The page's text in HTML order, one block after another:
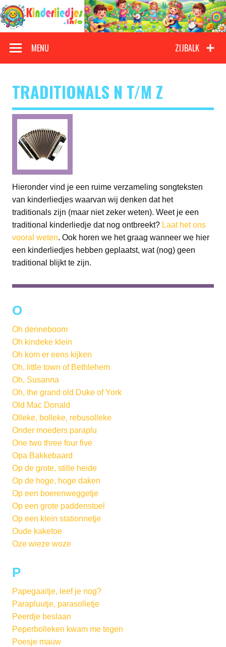
Doorgaan
naar
inhoud
Kinderliedjes
ZIJBALK
MENU
TRADITIONALS N T/M Z
Hieronder vind je een ruime verzameling songteksten
van kinderliedjes waarvan wij denken dat het
traditionals zijn (maar niet zeker weten). Weet je een
traditional kinderliedje dat nog ontbreekt? Laat het ons
vooral weten. Ook horen we het graag wanneer we hier
een kinderliedjes hebben geplaatst, wat (nog) geen
traditional blijkt te zijn.
O
Oh denneboom
Oh kindeke klein
Oh kom er eens kijken
Oh, little town of Bethlehem
Oh, Susanna
Oh, the grand old Duke of York
Old Mac Donald
Olleke, bolleke, rebusolleke
Onder moeders paraplu
One two three four five
Opa Bakkebaard
Op de grote, stille heide
Op de hoge, hoge daken
Op een boerenweggetje
Op een grote paddenstoel
Op een klein stationnetje
Oude kaketoe
Oze wieze woze
P
Papegaaitje, leef je nog?
Parapluutje, parasolletje
Peerdje beslaan
Peperbolleken kwam me tegen
Poesje mauw